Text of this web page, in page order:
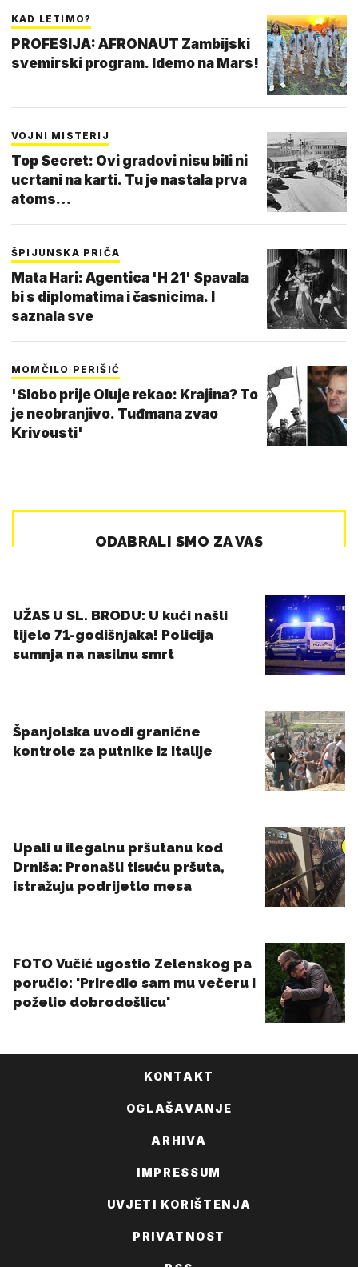
KAD LETIMO?
PROFESIJA: AFRONAUT Zambijski
svemirski program. Idemo na Mars!
VOJNI MISTERIJ
Top Secret: Ovi gradovi nisu bili ni
ucrtani na karti. Tu je nastala prva
atoms…
ŠPIJUNSKA PRIČA
Mata Hari: Agentica 'H 21' Spavala
bi s diplomatima i časnicima. I
saznala sve
MOMČILO PERIŠIĆ
'Slobo prije Oluje rekao: Krajina? To
je neobranjivo. Tuđmana zvao
Krivousti'
KONTAKT
OGLAŠAVANJE
ARHIVA
IMPRESSUM
UVJETI KORIŠTENJA
PRIVATNOST